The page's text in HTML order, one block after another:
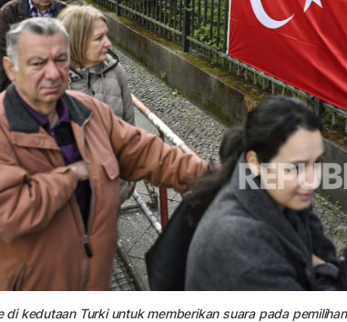
di kedutaan Turki untuk memberikan suara pada